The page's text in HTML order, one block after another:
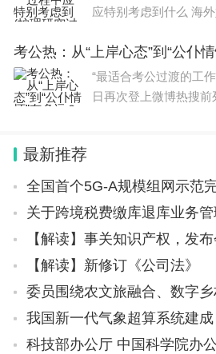
应特别考虑到什么 海
到了海外多个国家，
惠，因此在海外是很
考公热：从“上岸心态”到“公仆
“最适合考公过渡的工
日再次登上微博热搜
最新推荐
全国首个5G-A规模组网示范
关于跨境税费缴库退库业务管理有关事项
【解读】事关知识产权，发
【解读】新修订《公司法》
委员围绕农文旅融合、数字乡村发展等话题建言献
我国新一代气象超算系统建成
科技部办公厅 中国科学院办公厅关于公布第六届全国科学